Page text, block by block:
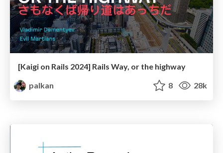
[Kaigi on Rails 2024] Rails Way, or the highway
palkan
8 28k